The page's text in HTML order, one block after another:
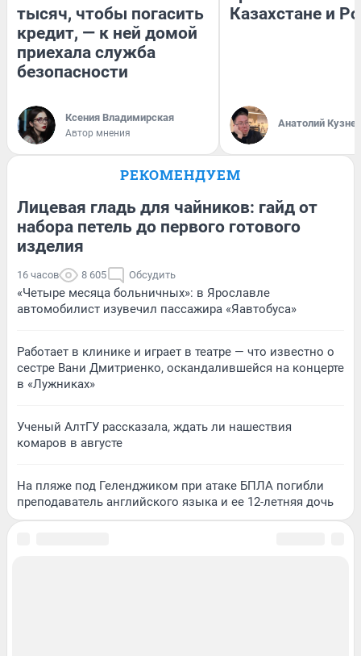
тысяч, чтобы погасить
кредит, — к ней домой
приехала служба
безопасности
Ксения Владимирская
Автор мнения
Казахстане и
Анатолий
РЕКОМЕНДУЕМ
Лицевая гладь для чайников: гайд от
набора петель до первого готового
изделия
16 часов 8 605 Обсудить
«Четыре месяца больничных»: в Ярославле
автомобилист изувечил пассажира «Яавтобуса»
Работает в клинике и играет в театре — что известно о
сестре Вани Дмитриенко, оскандалившейся на концерте
в «Лужниках»
Ученый АлтГУ рассказала, ждать ли нашествия
комаров в августе
На пляже под Геленджиком при атаке БПЛА погибли
преподаватель английского языка и ее 12-летняя дочь